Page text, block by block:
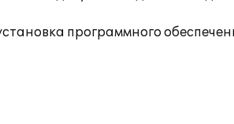
программного